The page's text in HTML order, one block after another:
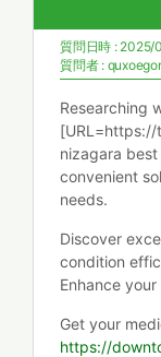
質問日時 : 2025/
質問者 :
Researching
nizagara
convenient
needs.
Discover
condition
Enhance
Get your
https://